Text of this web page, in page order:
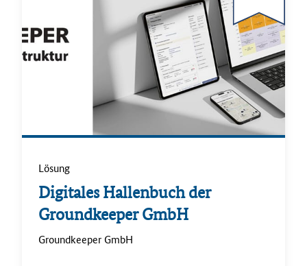
Lösung
.Digitales Hallenbuch der
Groundkeeper GmbH
.Groundkeeper GmbH